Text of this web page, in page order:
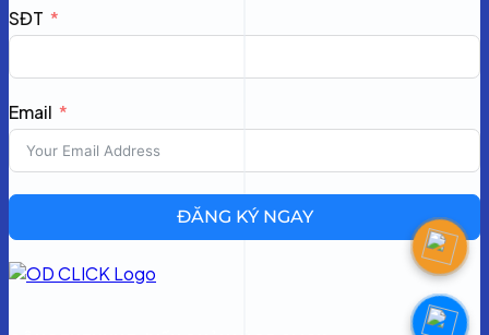
SĐT
Email
ĐĂNG KÝ NGAY